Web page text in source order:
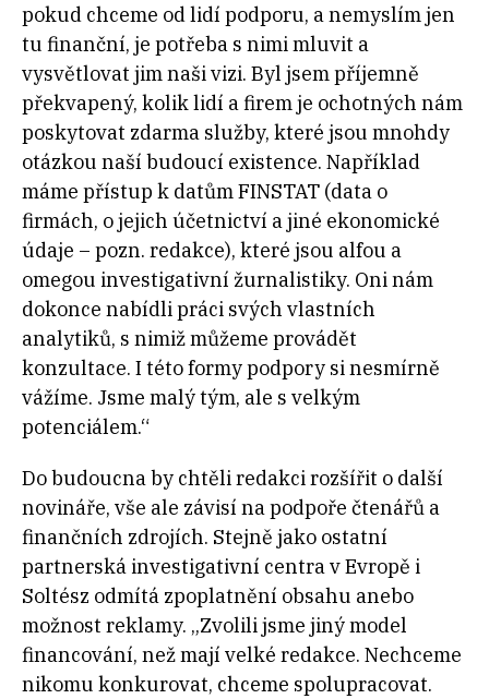
pokud chceme od lidí podporu, a nemyslím jen
tu finanční, je potřeba s nimi mluvit a
vysvětlovat jim naši vizi. Byl jsem příjemně
překvapený, kolik lidí a firem je ochotných nám
poskytovat zdarma služby, které jsou mnohdy
otázkou naší budoucí existence. Například
máme přístup k datům FINSTAT (data o
firmách, o jejich účetnictví a jiné ekonomické
údaje – pozn. redakce), které jsou alfou a
omegou investigativní žurnalistiky. Oni nám
dokonce nabídli práci svých vlastních
analytiků, s nimiž můžeme provádět
konzultace. I této formy podpory si nesmírně
vážíme. Jsme malý tým, ale s velkým
potenciálem.“
Do budoucna by chtěli redakci rozšířit o další
novináře, vše ale závisí na podpoře čtenářů a
finančních zdrojích. Stejně jako ostatní
partnerská investigativní centra v Evropě i
Soltész odmítá zpoplatnění obsahu anebo
možnost reklamy. „Zvolili jsme jiný model
financování, než mají velké redakce. Nechceme
nikomu konkurovat, chceme spolupracovat.